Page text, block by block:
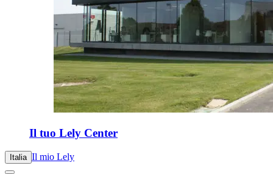
Il tuo Lely Center
Italia Il mio Lely